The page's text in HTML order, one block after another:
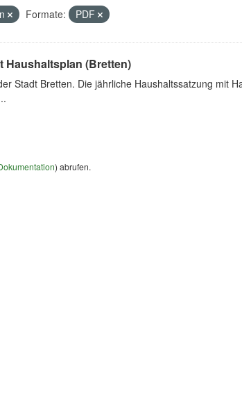
Formate: PDF
Haushaltsplan (Bretten)
Stadt Bretten. Die jährliche Haushaltssatzung mit
) abrufen.